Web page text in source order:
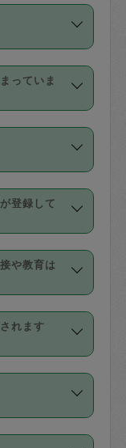
ロフィー
くても大
ード（Vプ
払にはご利
いませ
、依頼料
となりま
（毎週｜
頼は「ス
用できま
ない代わ
ルは有償
上のキャ
期の場合
（1200
し、依頼
いとなり
詳細」に
っていま
れも１回あ
ことが可
スカジさ
くださ
調整はで
の対象外
、料理、
よってで
で、依頼
ィールで
作業、屋
登録して
持ちの
格者で保
で料理関
、日本で
先生とし
出身の
ドの方が
や教育は
接と説明
証明書の
す。外国
トレーニ
ニングの
れます
タスカジ
の作業に
除、洗
（72時間